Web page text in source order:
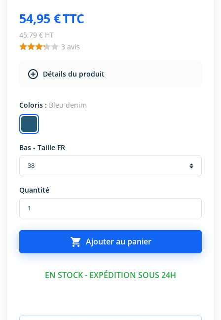
54,95 €TTC
45,79 € HT
3 avis
Détails du produit
Coloris : Bleu denim
Bas - Taille FR
Quantité
 Ajouter au panier
EN STOCK - EXPÉDITION SOUS 24H